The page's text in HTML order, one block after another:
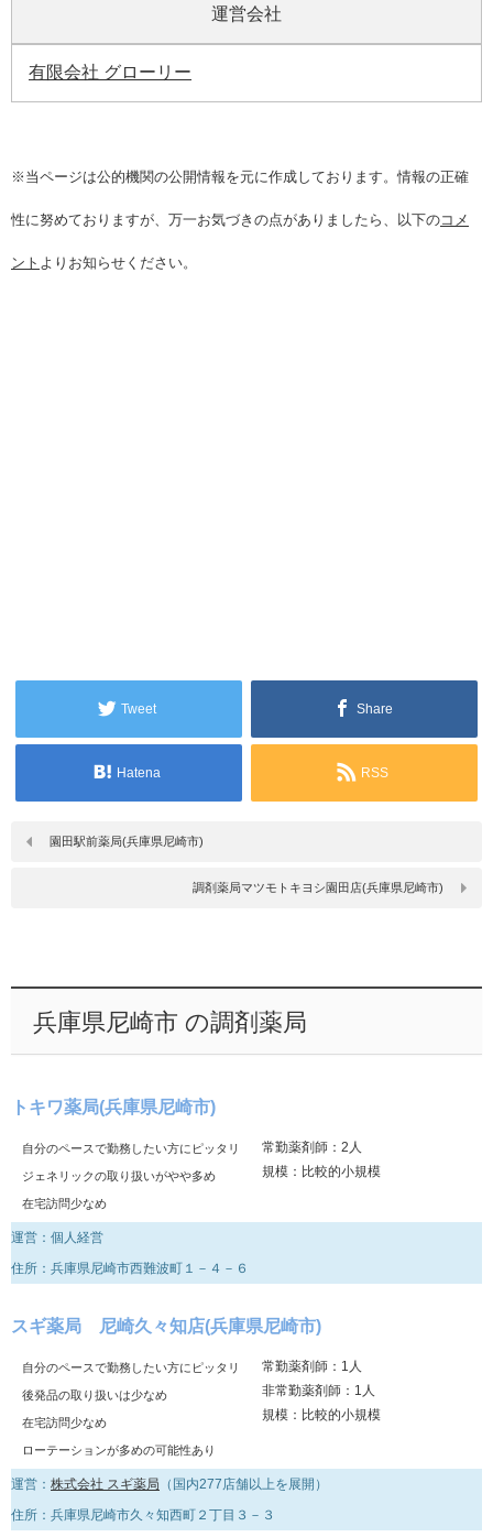
運営会社
有限会社 グローリー
※当ページは公的機関の公開情報を元に作成しております。情報の正確
性に努めておりますが、万一お気づきの点がありましたら、以下のコメ
ント よりお知らせください。
Tweet Share
Hatena RSS
園田駅前薬局(兵庫県尼崎市)
調剤薬局マツモトキヨシ園田店(兵庫県尼崎市)
兵庫県尼崎市 の調剤薬局
トキワ薬局(兵庫県尼崎市)
自分のペースで勤務したい方にピッタリ
ジェネリックの取り扱いがやや多め
在宅訪問少なめ
常勤薬剤師：2人
規模：比較的小規模
運営：個人経営
住所：兵庫県尼崎市西難波町１－４－６
スギ薬局 尼崎久々知店(兵庫県尼崎市)
自分のペースで勤務したい方にピッタリ
後発品の取り扱いは少なめ
在宅訪問少なめ
ローテーションが多めの可能性あり
常勤薬剤師：1人
非常勤薬剤師：1人
規模：比較的小規模
運営： 株式会社 スギ薬局 （国内277店舗以上を展開）
住所：兵庫県尼崎市久々知西町２丁目３－３